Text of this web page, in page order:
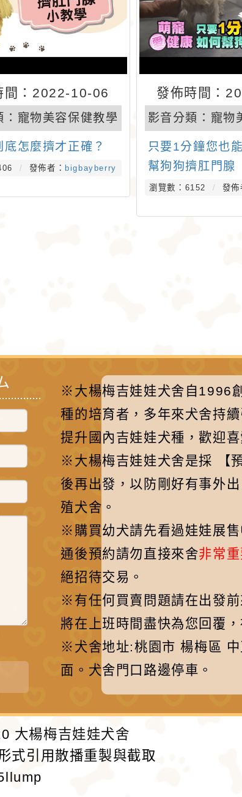
間：2022-10-06
寵物美容保健教學
底怎麼擠才正確？
發佈者： bigbayberry
發佈時間：
影音分類： 寵物
只要1分鐘您也
幫狗狗擠肛門腺
瀏覽數：6152 發佈
※大楊梅吉娃娃犬舍自1996
種的培育者，多年來犬舍持
提升國內吉娃娃犬種，歡迎
※大楊梅吉娃娃犬舍是採 【
後再出發，以防剛好有事外
殖犬舍。
※購買幼犬請先看過娃娃展
通後預約請勿直接來舍非常
絕招待交易。
※有任何買賣問題請在出發
將在上班時間盡快為您回覆
※犬舍地址:桃園市 楊梅區
面。犬舍門口路邊停車。
大楊梅吉娃娃犬舍
式引用散播重製與截取